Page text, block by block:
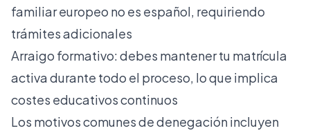
familiar europeo no es español, requiriendo
trámites adicionales
Arraigo formativo: debes mantener tu matrícula
activa durante todo el proceso, lo que implica
costes educativos continuos
Los motivos comunes de denegación incluyen